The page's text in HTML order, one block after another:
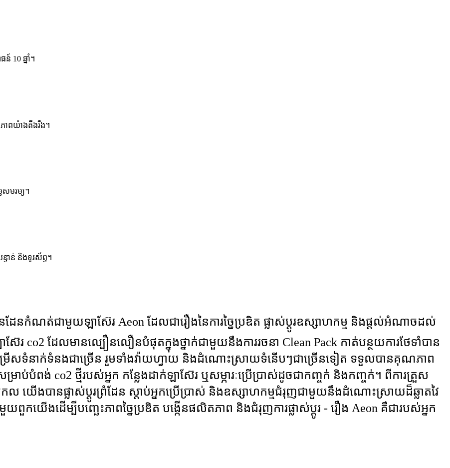
10 ឆ្នាំ។
ាពយ៉ាងតឹងរឹង។
សមរម្យ។
ទាន់ និងទូរស័ព្ទ។
ដែនកំណត់ជាមួយឡាស៊ែរ Aeon ដែលជារឿងនៃការច្នៃប្រឌិត ផ្លាស់ប្តូរឧស្សាហកម្ម និងផ្តល់អំណាចដល់
រ co2 ដែលមានល្បឿនលឿនបំផុតក្នុងថ្នាក់ជាមួយនឹងការរចនា Clean Pack កាត់បន្ថយការថែទាំបាន
ម្រើសទំនាក់ទំនងជាច្រើន រួមទាំងវ៉ាយហ្វាយ និងដំណោះស្រាយទំនើបៗជាច្រើនទៀត ទទួលបានគុណភាព
ាប់បំពង់ co2 ថ្មីរបស់អ្នក កន្លែងដាក់ឡាស៊ែរ ឬសម្ភារៈប្រើប្រាស់ដូចជាកញ្ចក់ និងកញ្ចក់។ ពីការត្រួស
យើងបានផ្លាស់ប្តូរព្រំដែន ស្តាប់អ្នកប្រើប្រាស់ និងឧស្សាហកម្មជំរុញជាមួយនឹងដំណោះស្រាយដ៏ឆ្លាតវៃ
ពួកយើងដើម្បីបញ្ឆេះភាពច្នៃប្រឌិត បង្កើនផលិតភាព និងជំរុញការផ្លាស់ប្តូរ - រឿង Aeon គឺជារបស់អ្នក